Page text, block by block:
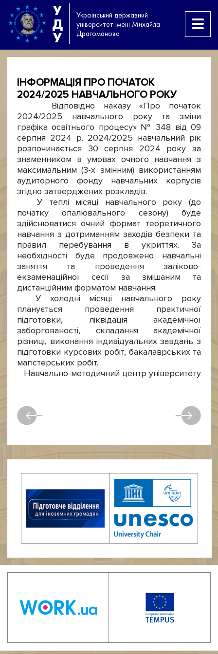
У
Д
У
Український державний
університет імені Михайла
Драгоманова
ІНФОРМАЦІЯ ПРО ПОЧАТОК
2024/2025 НАВЧАЛЬНОГО РОКУ
Відповідно наказу «Про початок
2024/2025 навчального року та зміни
графіка освітнього процесу» № 348 від 09
серпня 2024 р. 2024/2025 навчальний рік
розпочинається 30 серпня 2024 року за
знаменником в умовах очного навчання з
максимальним (3-х змінним) використанням
аудиторного фонду навчальних корпусів
згідно затверджених розкладів.
У теплі місяці навчального року (до
початку опалювального сезону) буде
здійснюватися очний формат теоретичного
навчання з дотриманням заходів безпеки та
правил перебування в укриттях. За
необхідності буде продовжено навчальні
заняття та проведення заліково-
екзаменаційної сесії за змішаним та
дистанційним форматом навчання.
У холодні місяці навчального року
планується проведення практичної
підготовки, ліквідація академічної
заборгованості, складання академічної
різниці, виконання індивідуальних завдань з
підготовки курсових робіт, бакалаврських та
магістерських робіт.
Навчально-методичний центр університету